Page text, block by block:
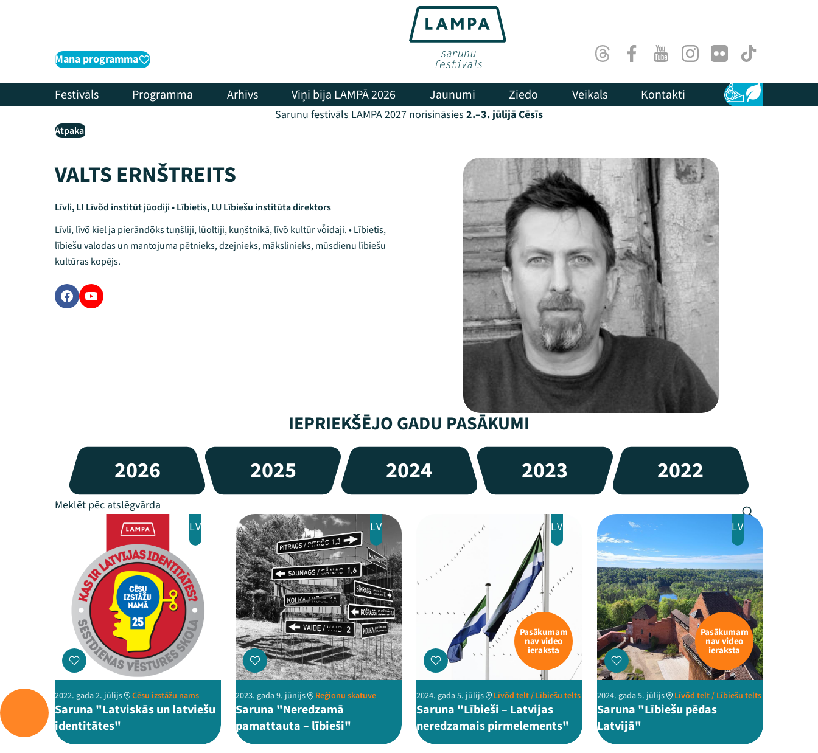
Mana programma ThreadsFacebookYoutubeInstagram
Flick TikTok
Festivāls Programma Arhīvs Viņi bija LAMPĀ 2026 Jaunumi Ziedo Veikals Kontakti Pieejamība
Ilgtspēja
Sarunu festivāls LAMPA 2027 norisināsies 2.–3. jūlijā Cēsīs
Atpakaļ
VALTS ERNŠTREITS
Līvli, LI Līvõd institūt jūodiji • Lībietis, LU Lībiešu institūta direktors
Līvli, līvõ kīel ja pierāndõks tuņšliji, lūoltiji, kuņštnikā, līvõ kultūr vȱidaji. • Lībietis,
lībiešu valodas un mantojuma pētnieks, dzejnieks, mākslinieks, mūsdienu lībiešu
kultūras kopējs.
IEPRIEKŠĒJO GADU PASĀKUMI
2026 2025 2024 2023 2022
LV
2022. gada 2. jūlijs Cēsu izstāžu nams
Saruna "Latviskās un latviešu
identitātes"
LV
2023. gada 9. jūnijs Reģionu skatuve
Saruna "Neredzamā
pamattauta – lībieši"
LV
Pasākumam
nav video
ieraksta
2024. gada 5. jūlijs Līvõd telt / Lībiešu telts
Saruna "Lībieši – Latvijas
neredzamais pirmelements"
LV
Pasākumam
nav video
ieraksta
2024. gada 5. jūlijs Līvõd telt / Lībiešu telts
Saruna "Lībiešu pēdas
Latvijā"